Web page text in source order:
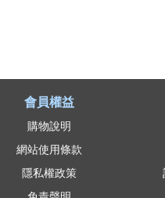
會員權益
購物說明
網站使用條款
隱私權政策